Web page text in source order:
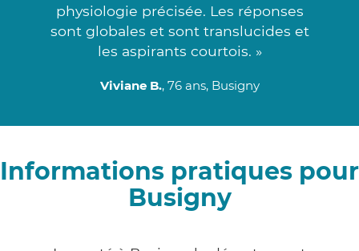
physiologie précisée. Les réponses
sont globales et sont translucides et
les aspirants courtois. »
Viviane B., 76 ans, Busigny
Informations pratiques pour
Busigny